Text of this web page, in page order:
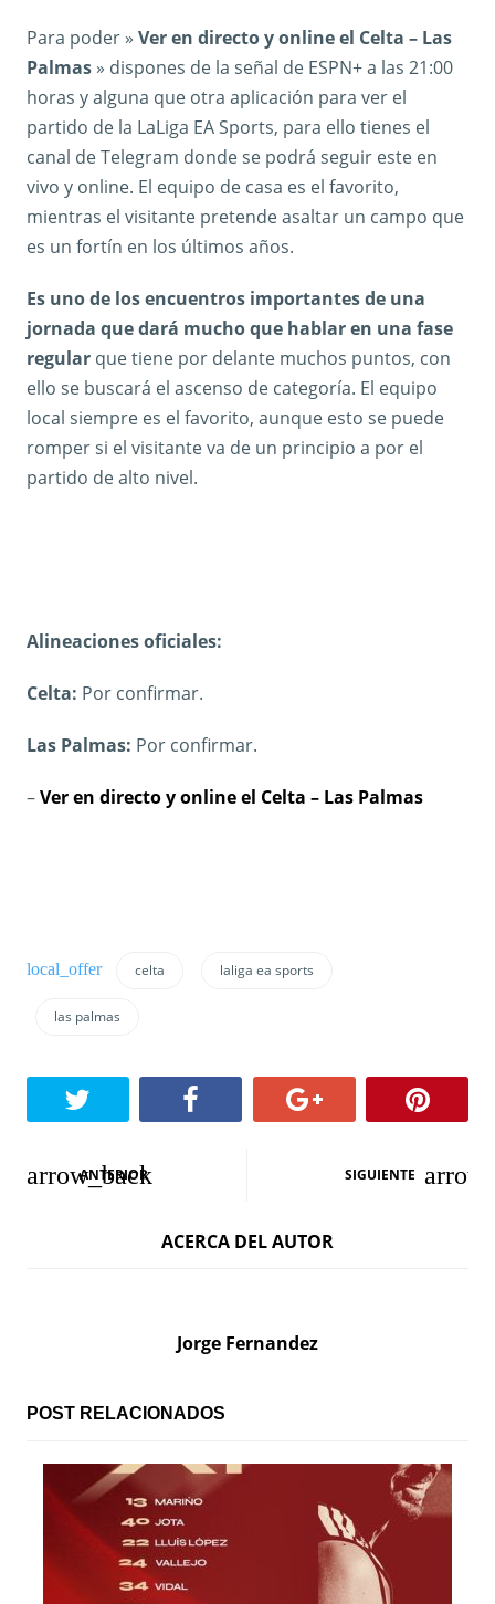
Para poder » Ver en directo y online el Celta – Las
Palmas » dispones de la señal de ESPN+ a las 21:00
horas y alguna que otra aplicación para ver el
partido de la LaLiga EA Sports, para ello tienes el
canal de Telegram donde se podrá seguir este en
vivo y online. El equipo de casa es el favorito,
mientras el visitante pretende asaltar un campo que
es un fortín en los últimos años.
Es uno de los encuentros importantes de una
jornada que dará mucho que hablar en una fase
regular que tiene por delante muchos puntos, con
ello se buscará el ascenso de categoría. El equipo
local siempre es el favorito, aunque esto se puede
romper si el visitante va de un principio a por el
partido de alto nivel.
Alineaciones oficiales:
Celta: Por confirmar.
Las Palmas: Por confirmar.
–Ver en directo y online el Celta – Las Palmas
celta laliga ea sports
las palmas
N
c
n
ANTERIOR SIGUIENTE
ACERCA DEL AUTOR
Jorge Fernandez
POST RELACIONADOS